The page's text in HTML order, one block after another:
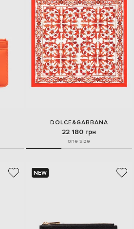
DOLCE&GABBANA
22 180 грн
one size
NEW